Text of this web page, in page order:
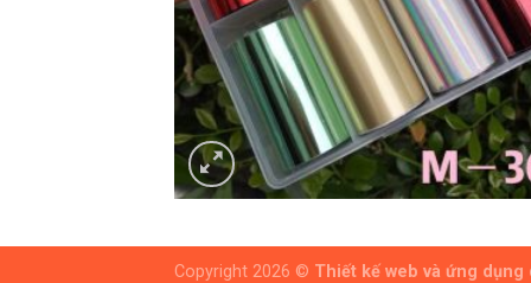
Copyright 2026 © Thiết kế web và ứng